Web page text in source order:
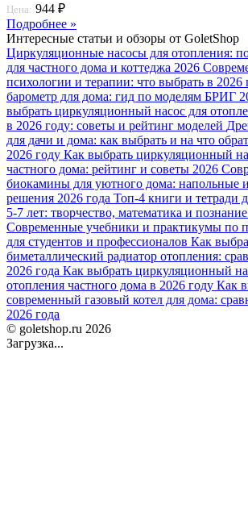
Цена: 944 ₽
Подробнее »
Интересные статьи и обзоры от GoletShop
Циркуляционные насосы для отопления:
для частного дома и коттеджа 2026
психологии и терапии: что выбрать в 2026
барометр для дома: гид по моделям БРИГ
выбрать циркуляционный насос для
в 2026 году: советы и рейтинг моделей
для дачи и дома: как выбрать и на что
2026 году Как выбрать циркуляционный
частного дома: рейтинг и советы 2026
биокамины для уютного дома: напольные
решения 2026 года Топ-4 книги и тетради
5-7 лет: творчество, математика и
Современные учебники и практикумы по
для студентов и профессионалов Как
биметаллический радиатор отопления:
2026 года Как выбрать циркуляционный
отопления частного дома в 2026 году Как
современный газовый котел для дома:
2026 года
© goletshop.ru 2026
Загрузка...